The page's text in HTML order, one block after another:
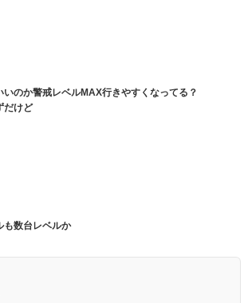
のか警戒レベルMAX行きやすくなってる？
だけど
も数台レベルか